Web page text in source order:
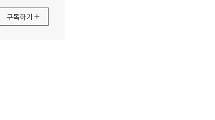
구독하기